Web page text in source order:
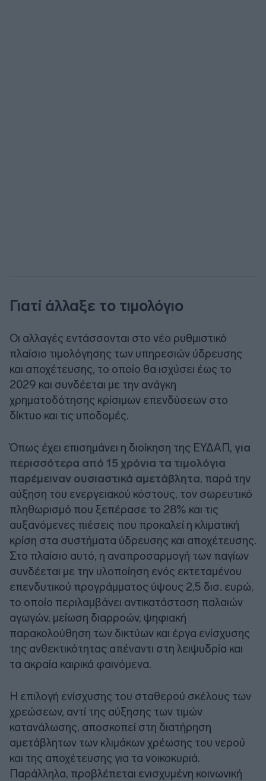
Γιατί άλλαξε το τιμολόγιο
Οι αλλαγές εντάσσονται στο νέο ρυθμιστικό
πλαίσιο τιμολόγησης των υπηρεσιών ύδρευσης
και αποχέτευσης, το οποίο θα ισχύσει έως το
2029 και συνδέεται με την ανάγκη
χρηματοδότησης κρίσιμων επενδύσεων στο
δίκτυο και τις υποδομές.
Όπως έχει επισημάνει η διοίκηση της ΕΥΔΑΠ, για
περισσότερα από 15 χρόνια τα τιμολόγια
παρέμειναν ουσιαστικά αμετάβλητα, παρά την
αύξηση του ενεργειακού κόστους, τον σωρευτικό
πληθωρισμό που ξεπέρασε το 28% και τις
αυξανόμενες πιέσεις που προκαλεί η κλιματική
κρίση στα συστήματα ύδρευσης και αποχέτευσης.
Στο πλαίσιο αυτό, η αναπροσαρμογή των παγίων
συνδέεται με την υλοποίηση ενός εκτεταμένου
επενδυτικού προγράμματος ύψους 2,5 δισ. ευρώ,
το οποίο περιλαμβάνει αντικατάσταση παλαιών
αγωγών, μείωση διαρροών, ψηφιακή
παρακολούθηση των δικτύων και έργα ενίσχυσης
της ανθεκτικότητας απέναντι στη λειψυδρία και
τα ακραία καιρικά φαινόμενα.
Η επιλογή ενίσχυσης του σταθερού σκέλους των
χρεώσεων, αντί της αύξησης των τιμών
κατανάλωσης, αποσκοπεί στη διατήρηση
αμετάβλητων των κλιμάκων χρέωσης του νερού
και της αποχέτευσης για τα νοικοκυριά.
Παράλληλα, προβλέπεται ενισχυμένη κοινωνική